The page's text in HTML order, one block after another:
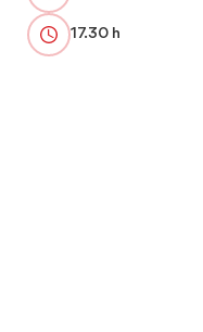
17.30 h